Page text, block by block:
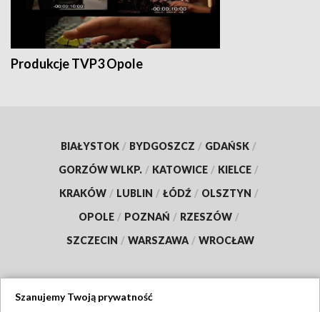
Produkcje TVP3 Opole
BIAŁYSTOK / BYDGOSZCZ / GDAŃSK /
GORZÓW WLKP. / KATOWICE / KIELCE /
KRAKÓW / LUBLIN / ŁÓDŹ / OLSZTYN /
OPOLE / POZNAŃ / RZESZÓW /
SZCZECIN / WARSZAWA / WROCŁAW
Szanujemy Twoją prywatność